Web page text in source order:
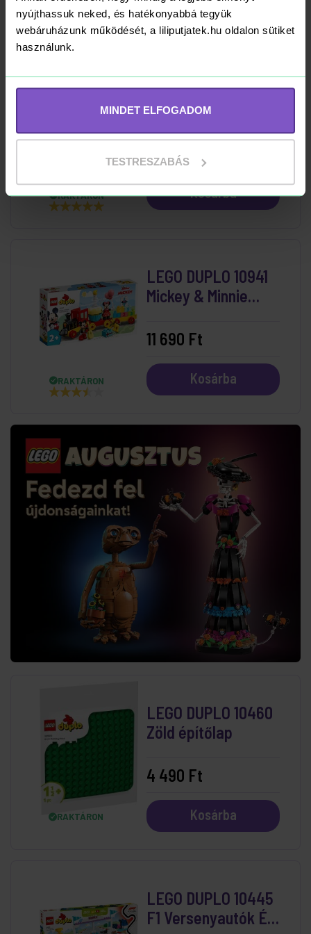
nyújthassuk neked, és hatékonyabbá tegyük
webáruházunk működését, a liliputjatek.hu oldalon sütiket
használunk.
MINDET ELFOGADOM
TESTRESZABÁS
RAKTÁRON Kosárba
RAKTÁRON
LEGO DUPLO 10913
Elemtartó doboz
8 599 Ft
Kosárba
RAKTÁRON
LEGO DUPLO 10941
Mickey & Minnie
11 690 Ft
Kosárba
RAKTÁRON
LEGO DUPLO 10460
Zöld építőlap
4 490 Ft
Kosárba
LEGO DUPLO 10445
F1 Versenyautók És